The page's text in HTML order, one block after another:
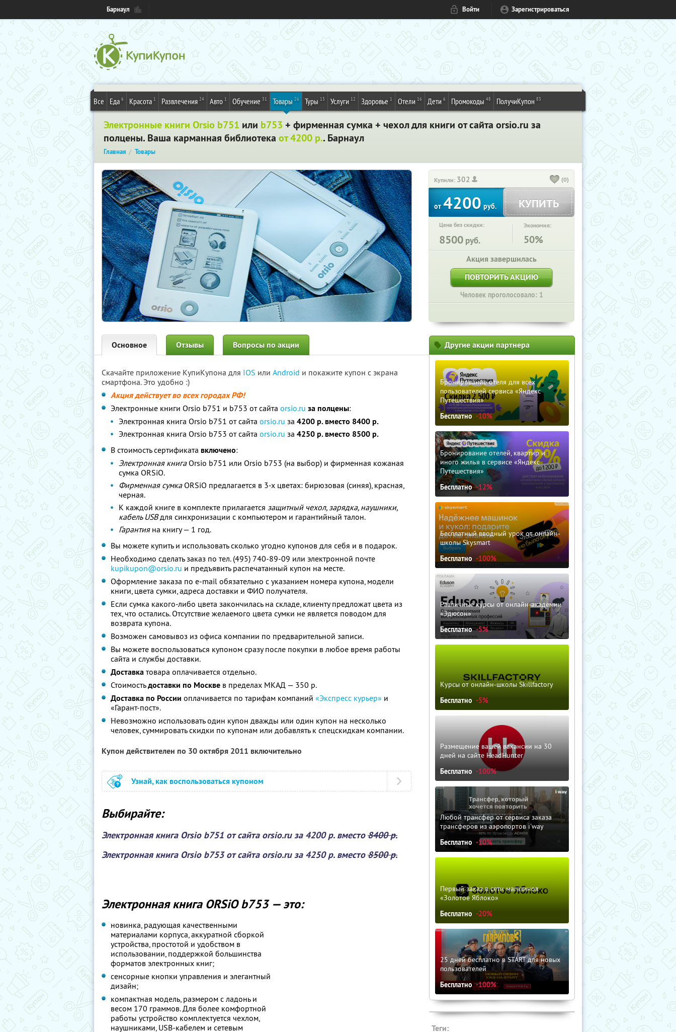
Барнаул Войти Зарегистрироваться
Все Еда 6 Красота 1 Развлечения 24 Авто 1 Обучение 31 Товары 26 Туры 13 Услуги 12 Здоровье 1 Отели 16 Дети 6 Промокоды 48 ПолучиКупон 83
Электронные книги Orsio b751 или b753 + фирменная сумка + чехол для книги от сайта orsio.ru за
полцены. Ваша карманная библиотека от 4200 р.. Барнаул
Главная Товары
Купили: 302 (0)
от 4200 руб. КУПИТЬ
Цена без скидки:
8500 руб.
Экономия:
50%
Акция завершилась
ПОВТОРИТЬ АКЦИЮ
Человек проголосовало: 1
Основное Отзывы Вопросы по акции
Скачайте приложение КупиКупона для IOS или Android и покажите купон с экрана
смартфона. Это удобно :)
Акция действует во всех городах РФ!
Электронные книги Orsio b751 и b753 от сайта orsio.ru за полцены:
Электронная книга Orsio b751 от сайта orsio.ru за 4200 р. вместо 8400 р.
Электронная книга Orsio b753 от сайта orsio.ru за 4250 р. вместо 8500 р.
В стоимость сертификата включено:
Электронная книгаOrsio b751 или Orsio b753 (на выбор) и фирменная кожаная
сумка ORSiO.
Фирменная сумкаORSiO предлагается в 3-х цветах: бирюзовая (синяя), красная,
черная.
К каждой книге в комплекте прилагается защитный чехол, зарядка, наушники,
кабель USBдля синхронизации с компьютером и гарантийный талон.
Гарантия на книгу — 1 год.
Вы можете купить и использовать сколько угодно купонов для себя и в подарок.
Необходимо сделать заказ по тел. (495) 740-89-09 или электронной почте
kupikupon@orsio.ru и предъявить распечатанный купон на месте.
Оформление заказа по e-mail обязательно с указанием номера купона, модели
книги, цвета сумки, адреса доставки и ФИО получателя.
Если сумка какого-либо цвета закончилась на складе, клиенту предложат цвета из
тех, что остались. Отсутствие желаемого цвета сумки не является поводом для
возврата купона.
Возможен самовывоз из офиса компании по предварительной записи.
Вы можете воспользоваться купоном сразу после покупки в любое время работы
сайта и службы доставки.
Доставка товара оплачивается отдельно.
Стоимостьдоставки по Москве в пределах МКАД — 350 р.
Доставка по России оплачивается по тарифам компаний «Экспресс курьер» и
«Гарант-пост».
Невозможно использовать один купон дважды или один купон на несколько
человек, суммировать скидки по купонам или добавлять к спецскидкам компании.
Купон действителен по 30 октября 2011 включительно
Узнай, как воспользоваться купоном
Выбирайте:
Электронная книга Orsio b751 от сайта orsio.ru за 4200 р. вместо8400 р.
Электронная книга Orsio b753 от сайта orsio.ru за 4250 р. вместо8500 р.
Электронная книга ORSiO b753 — это:
новинка, радующая качественными
материалами корпуса, аккуратной сборкой
устройства, простотой и удобством в
использовании, поддержкой большинства
форматов электронных книг;
сенсорные кнопки управления и элегантный
дизайн;
компактная модель, размером с ладонь и
весом 170 граммов. Для более комфортной
работы устройство комплектуется чехлом,
наушниками, USB-кабелем и сетевым
Другие акции партнера
Бронирование отеля для всех
пользователей сервиса «Яндекс
Путешествия»
Бесплатно -10%
Бронирование отелей, квартир и
иного жилья в сервисе «Яндекс
Путешествия»
Бесплатно -12%
Бесплатный вводный урок от онлайн-
школы Skysmart
Бесплатно -100%
Различные курсы от онлайн-академии
«Эдюсон»
Бесплатно -5%
Курсы от онлайн-школы Skillfactory
Бесплатно -5%
Размещение вашей вакансии на 30
дней на сайте HeadHunter
Бесплатно -100%
Любой трансфер от сервиса заказа
трансферов из аэропортов i'way
Бесплатно -10%
Первый заказ в сети магазинов
«Золотое Яблоко»
Бесплатно -20%
25 дней бесплатно в START для новых
пользователей
Бесплатно -100%
Теги: